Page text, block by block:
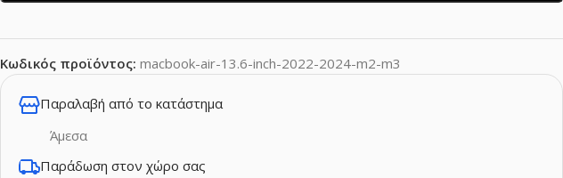
Κωδικός προϊόντος: macbook-air-13.6-inch-2022-2024-m2-m3
Παραλαβή από το κατάστημα
Άμεσα
Παράδωση στον χώρο σας